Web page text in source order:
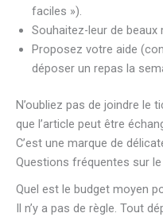
faciles »).
Souhaitez-leur de
Proposez votre aide
déposer un repas la
N’oubliez pas de joindre le
que l’article peut être
C’est une marque de
Questions fréquentes sur
Quel est le budget moyen
Il n’y a pas de règle. Tout